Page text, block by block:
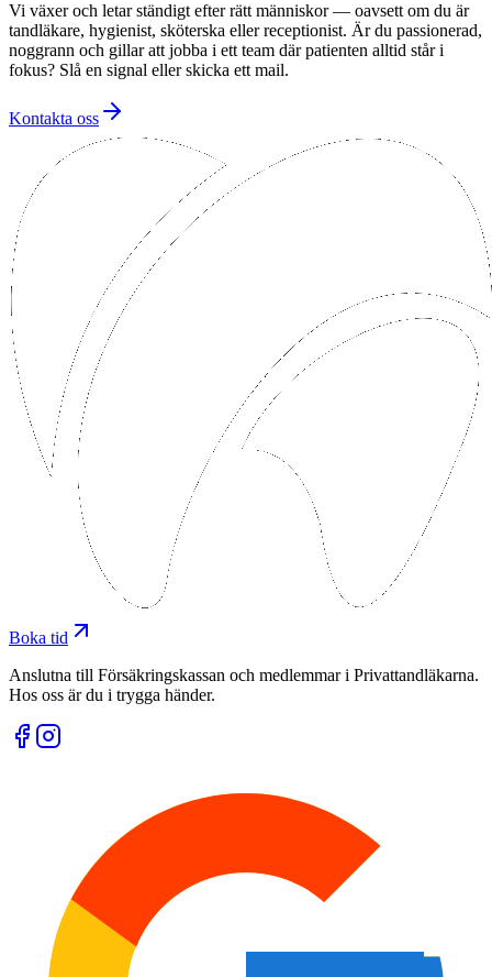
Vi växer och letar ständigt efter rätt människor — oavsett om du är
tandläkare, hygienist, sköterska eller receptionist. Är du passionerad,
noggrann och gillar att jobba i ett team där patienten alltid står i
fokus? Slå en signal eller skicka ett mail.
Kontakta oss
Boka tid
Anslutna till Försäkringskassan och medlemmar i Privattandläkarna.
Hos oss är du i trygga händer.